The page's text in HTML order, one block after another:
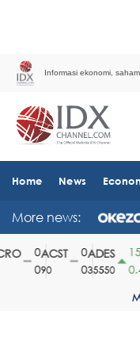
Informasi ekonomi,
Home News
More news:
ACST
90
ADES
35550
150
0.42